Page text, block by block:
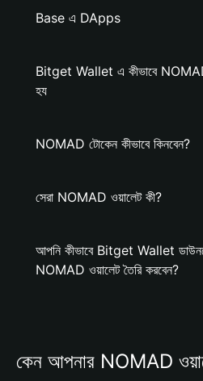
Base এ DApps
Bitget Wallet এ কীভাবে NOMAD
হয
NOMAD টোকেন কীভাবে কিনবেন?
সেরা NOMAD ওয়ালেট কী?
আপনি কীভাবে Bitget Wallet
NOMAD ওয়ালেট তৈরি করবেন?
কেন আপনার NOMAD